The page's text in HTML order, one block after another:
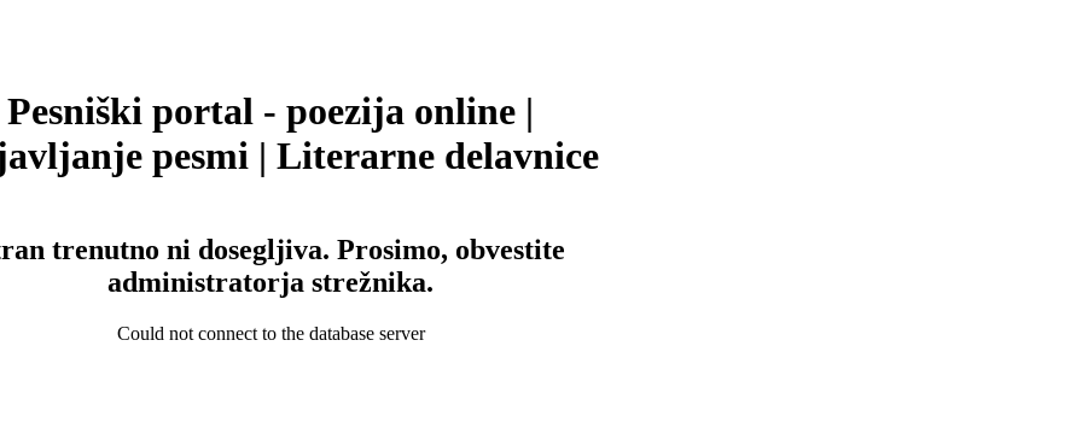
Pesniški portal - poezija online |
pesmi | Literarne delavnice
trenutno ni dosegljiva. Prosimo, obvestite
administratorja strežnika.
Could not connect to the database server